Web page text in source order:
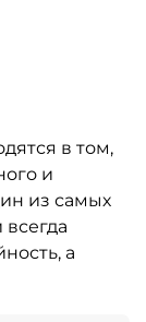
в том,
и
из самых
а